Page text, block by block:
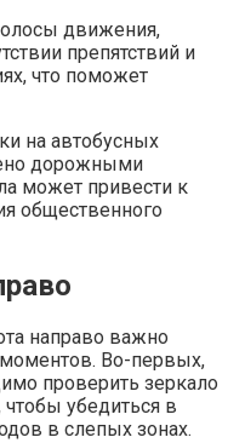
движения,
препятствий и
что поможет
на автобусных
дорожными
может привести к
общественного
направо важно
Во-первых,
проверить зеркало
убедиться в
в слепых зонах.